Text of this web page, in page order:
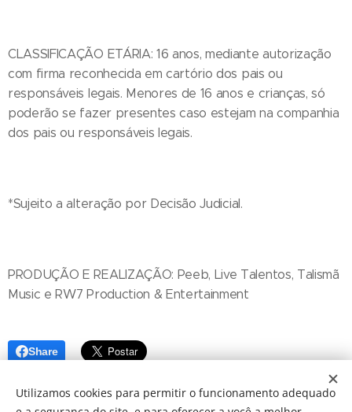
CLASSIFICAÇÃO ETÁRIA: 16 anos, mediante autorização
com firma reconhecida em cartório dos pais ou
responsáveis legais. Menores de 16 anos e crianças, só
poderão se fazer presentes caso estejam na companhia
dos pais ou responsáveis legais.
*Sujeito a alteração por Decisão Judicial.
PRODUÇÃO E REALIZAÇÃO: Peeb, Live Talentos, Talismã
Music e RW7 Production & Entertainment
Share
Utilizamos cookies para permitir o funcionamento adequado